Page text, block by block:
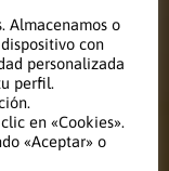
Almacenamos o
con
personalizada
perfil.
en «Cookies».
«Aceptar» o